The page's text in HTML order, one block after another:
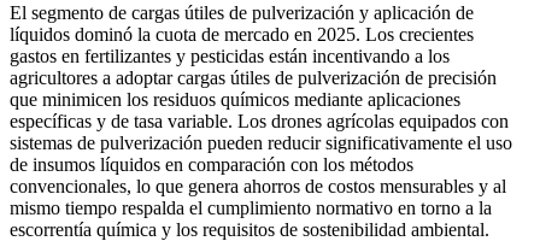
El segmento de cargas útiles de pulverización y aplicación de
líquidos dominó la cuota de mercado en 2025. Los crecientes
gastos en fertilizantes y pesticidas están incentivando a los
agricultores a adoptar cargas útiles de pulverización de precisión
que minimicen los residuos químicos mediante aplicaciones
específicas y de tasa variable. Los drones agrícolas equipados con
sistemas de pulverización pueden reducir significativamente el uso
de insumos líquidos en comparación con los métodos
convencionales, lo que genera ahorros de costos mensurables y al
mismo tiempo respalda el cumplimiento normativo en torno a la
escorrentía química y los requisitos de sostenibilidad ambiental.